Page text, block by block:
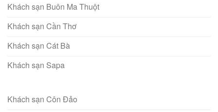
Khách sạn Buôn Ma Thuột
Khách sạn Cần Thơ
Khách sạn Cát Bà
Khách sạn Sapa
Khách sạn Côn Đảo